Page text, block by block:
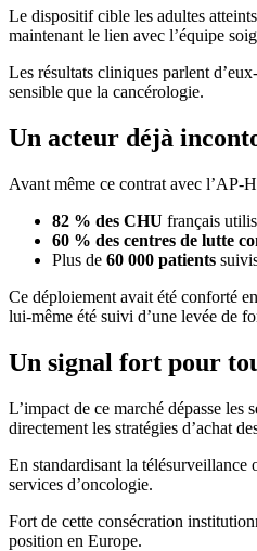
Le dispositif cible les adultes
maintenant le lien avec l’équipe
Les résultats cliniques parlent
sensible que la cancérologie.
Un acteur déjà
Avant même ce contrat avec l’AP-
82 % des CHU français
60 % des centres de lutte
Plus de 60 000 patients
Ce déploiement avait été conforté en
lui-même été suivi d’une levée de
Un signal fort pour
L’impact de ce marché dépasse
directement les stratégies d’achat
En standardisant la télésurveillance
services d’oncologie.
Fort de cette consécration
position en Europe.